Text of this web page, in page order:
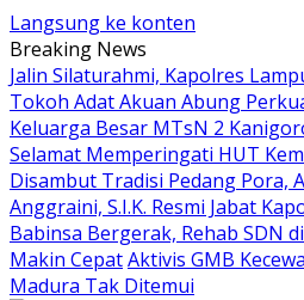
Langsung ke konten
Breaking News
Jalin Silaturahmi, Kapolres
Tokoh Adat Akuan Abung
Keluarga Besar MTsN 2
Selamat Memperingati HUT
Disambut Tradisi Pedang Pora,
Anggraini, S.I.K. Resmi Jabat
Babinsa Bergerak, Rehab SDN
Makin CepatAktivis GMB
Madura Tak Ditemui